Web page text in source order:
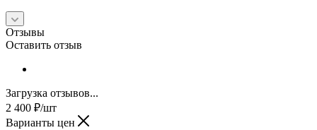
Отзывы
Оставить отзыв
Загрузка отзывов...
2 400 ₽/шт
Варианты цен